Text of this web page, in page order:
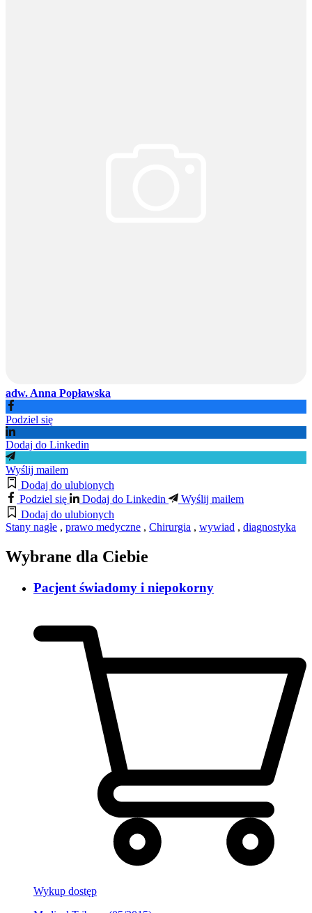
adw. Anna Popławska
Podziel się
Dodaj do Linkedin
Wyślij mailem
Dodaj do ulubionych
Podziel się
Dodaj do Linkedin
Wyślij mailem
Dodaj do ulubionych
Stany nagłe , prawo medyczne , Chirurgia , wywiad , diagnostyka
Wybrane dla Ciebie
Pacjent świadomy i niepokorny
Wykup dostęp